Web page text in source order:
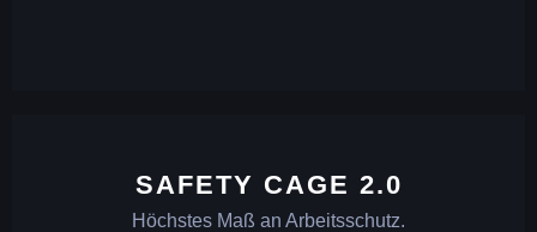
SAFETY CAGE 2.0
Höchstes Maß an Arbeitsschutz.